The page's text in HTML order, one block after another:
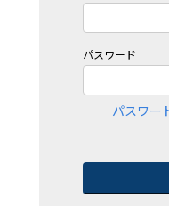
パスワード
パスワー